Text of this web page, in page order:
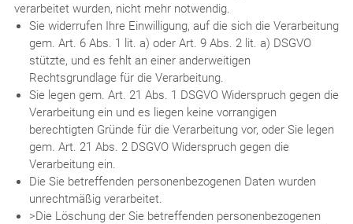
verarbeitet wurden, nicht mehr notwendig.
Sie widerrufen Ihre Einwilligung, auf die sich die Verarbeitung
gem. Art. 6 Abs. 1 lit. a) oder Art. 9 Abs. 2 lit. a) DSGVO
stützte, und es fehlt an einer anderweitigen
Rechtsgrundlage für die Verarbeitung.
Sie legen gem. Art. 21 Abs. 1 DSGVO Widerspruch gegen die
Verarbeitung ein und es liegen keine vorrangigen
berechtigten Gründe für die Verarbeitung vor, oder Sie legen
gem. Art. 21 Abs. 2 DSGVO Widerspruch gegen die
Verarbeitung ein.
Die Sie betreffenden personenbezogenen Daten wurden
unrechtmäßig verarbeitet.
>Die Löschung der Sie betreffenden personenbezogenen